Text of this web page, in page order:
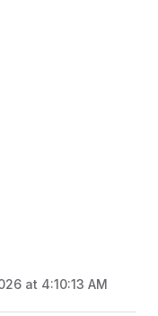
at 4:10:13 AM